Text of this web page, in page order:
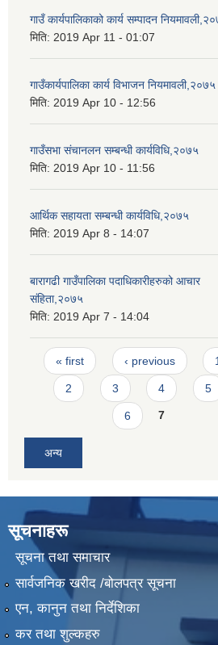
गाउँ कार्यपालिकाको कार्य सम्पादन
मिति: 2019 Apr 11 - 01:07
गाउँकार्यपालिका कार्य विभाजन नियमावली,२०७५
मिति: 2019 Apr 10 - 12:56
गाउँसभा संचानलन सम्बन्धी कार्यविधि,२०७५
मिति: 2019 Apr 10 - 11:56
आर्थिक सहायता सम्बन्धी कार्यविधि,२०७५
मिति: 2019 Apr 8 - 14:07
बारागढी गाउँपालिका पदाधिकारीहरुको आचार
संहिता,२०७५
मिति: 2019 Apr 7 - 14:04
Pages
« first ‹ previous 1
2 3 4 5
6 7
अन्य
सूचनाहरू
सूचना तथा समाचार
सार्वजनिक खरीद /बोलपत्र सूचना
एन, कानुन तथा निर्देशिका
कर तथा शुल्कहरु